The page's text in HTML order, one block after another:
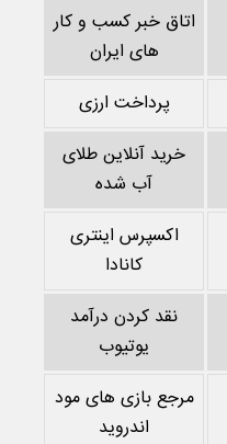
اتاق خبر کسب و کار
های ایران
پرداخت ارزی
خرید آنلاین طلای
آب شده
اکسپرس اینتری
کانادا
نقد کردن درآمد
یوتیوب
مرجع بازی های مود
اندروید